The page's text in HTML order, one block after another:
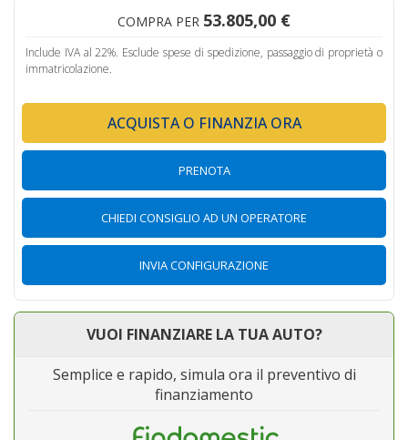
COMPRA PER 53.805,00 €
Include IVA al 22%. Esclude spese di spedizione, passaggio di proprietà o
immatricolazione.
ACQUISTA O FINANZIA ORA
PRENOTA
CHIEDI CONSIGLIO AD UN OPERATORE
INVIA CONFIGURAZIONE
VUOI FINANZIARE LA TUA AUTO?
Semplice e rapido, simula ora il preventivo di
finanziamento